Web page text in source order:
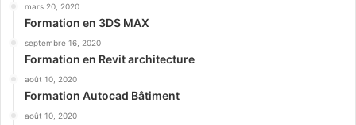
mars 20, 2020
Formation en 3DS MAX
septembre 16, 2020
Formation en Revit architecture
août 10, 2020
Formation Autocad Bâtiment
août 10, 2020